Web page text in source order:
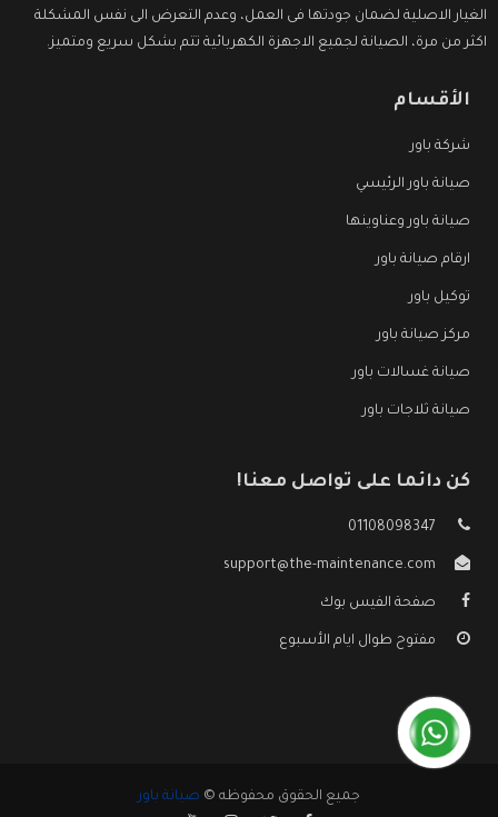
الغيار الاصلية لضمان جودتها فى العمل، وعدم التعرض الى نفس المشكلة
اكثر من مرة، الصيانة لجميع الاجهزة الكهربائية تتم بشكل سريع ومتميز.
الأقسام
شركة باور
صيانة باور الرئيسي
صيانة باور وعناوينها
ارقام صيانة باور
توكيل باور
مركز صيانة باور
صيانة غسالات باور
صيانة ثلاجات باور
كن دائما على تواصل معنا!
01108098347
support@the-maintenance.com
صفحة الفيس بوك
مفتوح طوال ايام الأسبوع
جميع الحقوق محفوظه © صيانة باور